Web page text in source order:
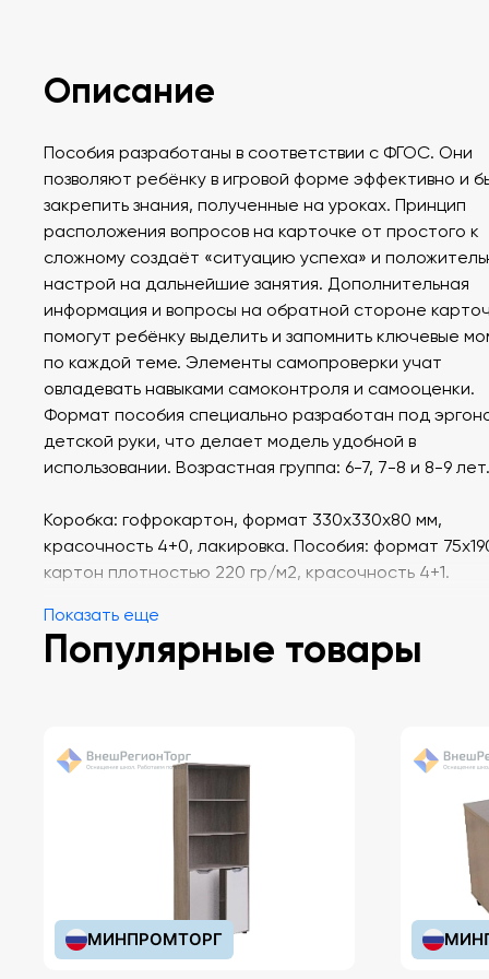
Описание
Пособия разработаны в соответствии с ФГОС. Они
позволяют ребёнку в игровой форме эффективно и
закрепить знания, полученные на уроках. Принцип
расположения вопросов на карточке от простого к
сложному создаёт «ситуацию успеха» и
настрой на дальнейшие занятия. Дополнительная
информация и вопросы на обратной стороне
помогут ребёнку выделить и запомнить ключевые
по каждой теме. Элементы самопроверки учат
овладевать навыками самоконтроля и самооценки.
Формат пособия специально разработан под
детской руки, что делает модель удобной в
использовании. Возрастная группа: 6-7, 7-8 и 8-9 лет.
Коробка: гофрокартон, формат 330х330х80 мм,
красочность 4+0, лакировка. Пособия: формат
картон плотностью 220 гр/м2, красочность 4+1.
Содержание: Величины - 12 шт. Работа с
шт. Брошюра с методическими рекомендациями для
Показать еще
Популярные товары
МИНПРОМТОРГ